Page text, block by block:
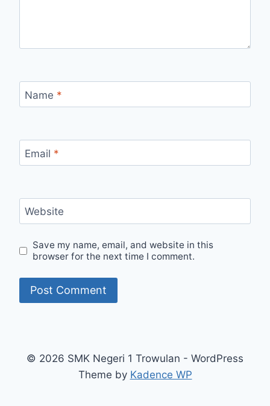
Name *
Email *
Website
Save my name, email, and website in this
browser for the next time I comment.
© 2026 SMK Negeri 1 Trowulan - WordPress
Theme by Kadence WP